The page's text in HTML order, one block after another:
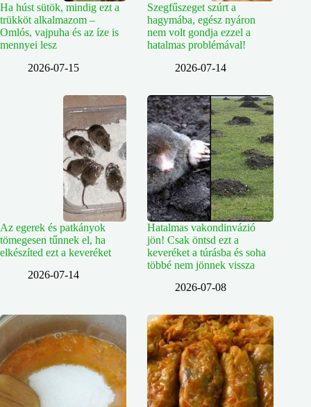
Ha húst sütök, mindig ezt a
trükköt alkalmazom –
Omlós, vajpuha és az íze is
mennyei lesz
2026-07-15
Szegfűszeget szúrt a
hagymába, egész nyáron
nem volt gondja ezzel a
hatalmas problémával!
2026-07-14
Az egerek és patkányok
tömegesen tűnnek el, ha
elkészíted ezt a keveréket
2026-07-14
Hatalmas vakondinvázió
jön! Csak öntsd ezt a
keveréket a túrásba és soha
többé nem jönnek vissza
2026-07-08